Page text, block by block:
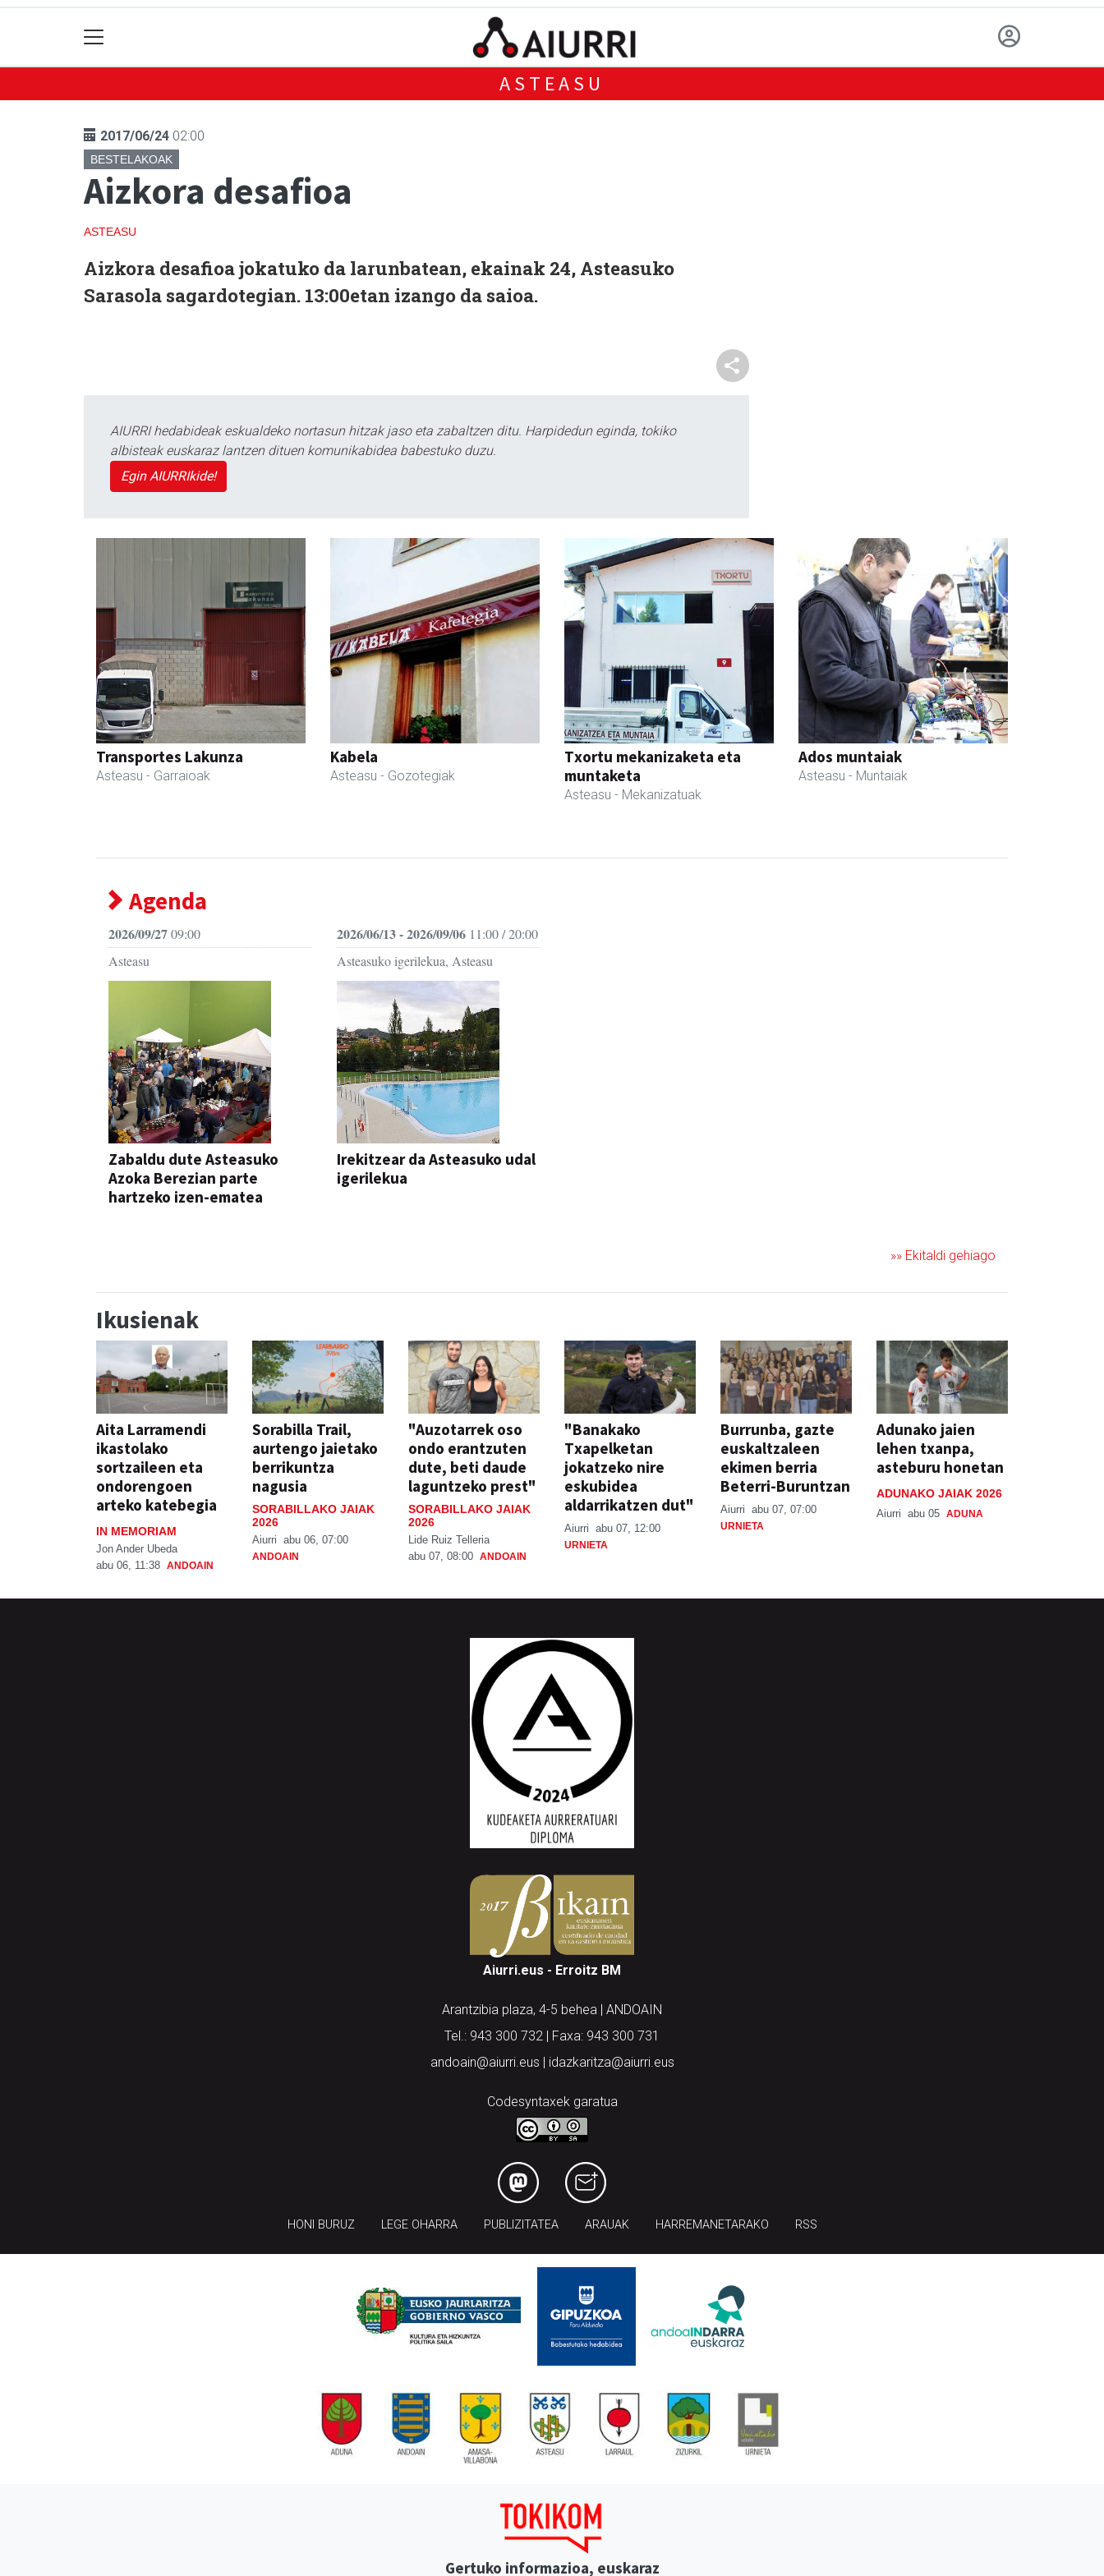
ASTEASU
2017/06/24 02:00
BESTELAKOAK
Aizkora desafioa
ASTEASU
Aizkora desafioa jokatuko da larunbatean, ekainak 24, Asteasuko
Sarasola sagardotegian. 13:00etan izango da saioa.
AIURRI hedabideak eskualdeko nortasun hitzak jaso eta zabaltzen ditu. Harpidedun eginda, tokiko
albisteak euskaraz lantzen dituen komunikabidea babestuko duzu.
Egin AIURRIkide!
Transportes Lakunza
Asteasu - Garraioak
Kabela
Asteasu - Gozotegiak
Txortu mekanizaketa eta
muntaketa
Asteasu - Mekanizatuak
Ados muntaiak
Asteasu - Muntaiak
Agenda
2026/09/2709:00
Asteasu
Zabaldu dute Asteasuko
Azoka Berezian parte
hartzeko izen-ematea
2026/06/13 - 2026/09/0611:00 / 20:00
Asteasuko igerilekua, Asteasu
Irekitzear da Asteasuko udal
igerilekua
»» Ekitaldi gehiago
Ikusienak
Aita Larramendi
ikastolako
sortzaileen eta
ondorengoen
arteko katebegia
IN MEMORIAM
Jon Ander Ubeda
abu 06, 11:38 ANDOAIN
Sorabilla Trail,
aurtengo jaietako
berrikuntza
nagusia
SORABILLAKO JAIAK
2026
Aiurri abu 06, 07:00
ANDOAIN
"Auzotarrek oso
ondo erantzuten
dute, beti daude
laguntzeko prest"
SORABILLAKO JAIAK
2026
Lide Ruiz Telleria
abu 07, 08:00 ANDOAIN
"Banakako
Txapelketan
jokatzeko nire
eskubidea
aldarrikatzen dut"
Aiurri abu 07, 12:00
URNIETA
Burrunba, gazte
euskaltzaleen
ekimen berria
Beterri-Buruntzan
Aiurri abu 07, 07:00
URNIETA
Adunako jaien
lehen txanpa,
asteburu honetan
ADUNAKO JAIAK 2026
Aiurri abu 05 ADUNA
Aiurri.eus - Erroitz BM
Arantzibia plaza, 4-5 behea | ANDOAIN
Tel.: 943 300 732 | Faxa: 943 300 731
andoain@aiurri.eus | idazkaritza@aiurri.eus
Codesyntaxek garatua
HONI BURUZ LEGE OHARRA PUBLIZITATEA ARAUAK HARREMANETARAKO RSS
Gertuko informazioa, euskaraz